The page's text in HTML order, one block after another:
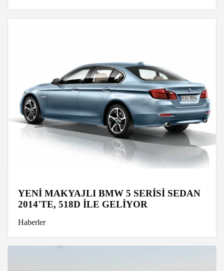
YENİ MAKYAJLI BMW 5 SERİSİ SEDAN
2014'TE, 518D İLE GELİYOR
Haberler